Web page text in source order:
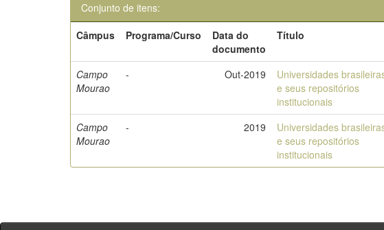
Conjunto de itens:
Câmpus
Programa/Curso
Data do
documento
Título
Campo
Mourao
- Out-2019
Universidades
e seus repositórios
institucionais
Campo
Mourao
- 2019
Universidades
e seus repositórios
institucionais